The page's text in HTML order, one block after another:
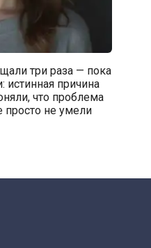
три раза — пока
истинная причина
что проблема
не умели